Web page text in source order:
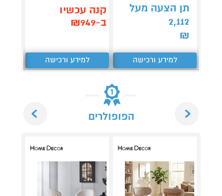
תן הצעה מעל
2,112
₪
למידע ורכישה
קנה עכשיו
ב-₪949
למידע ורכישה
הפופולרים